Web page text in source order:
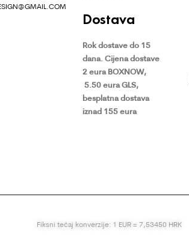
Dostava
Rok dostave do 15
dana. Cijena dostave
2 eura BOXNOW,
5.50 eura GLS,
besplatna dostava
iznad 155 eura
Fiksni tečaj konverzije: 1 EUR = 7,53450 HRK